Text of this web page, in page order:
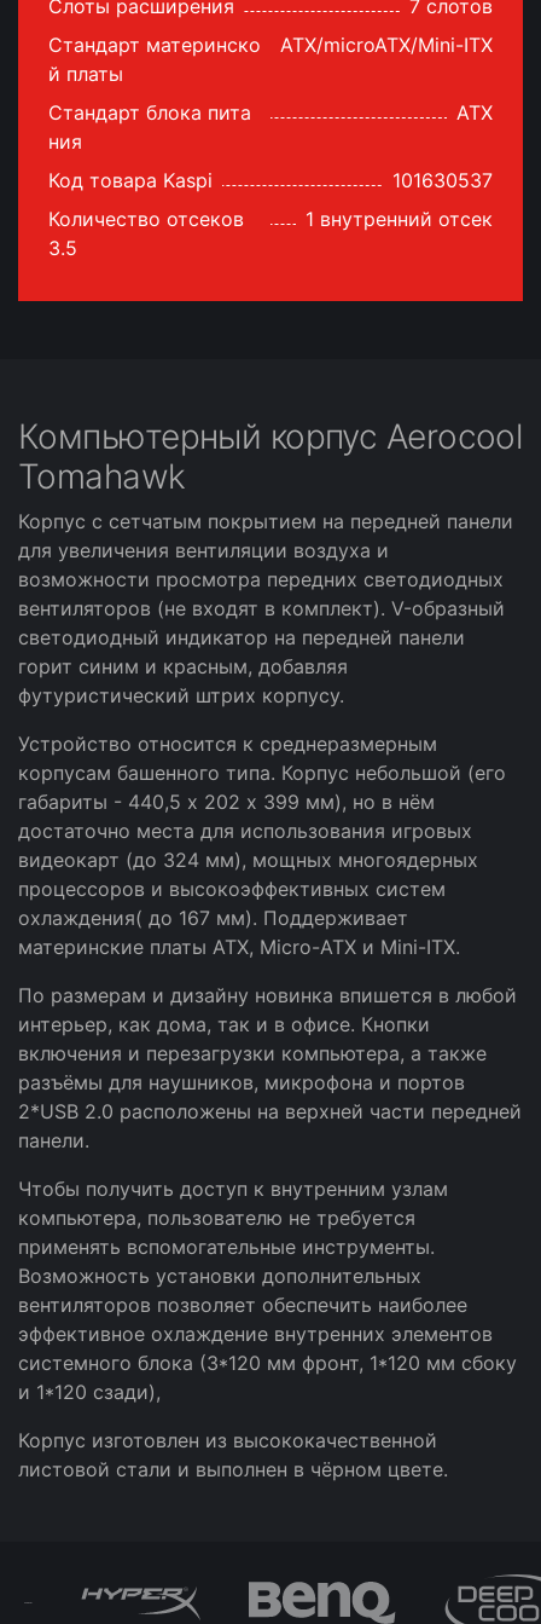
Слоты расширения
7 слотов
Стандарт материнско
й платы
ATX/microATX/Mini-ITX
Стандарт блока пита
ния
ATX
Код товара Kaspi
101630537
Количество отсеков
3.5
1 внутренний отсек
Компьютерный корпус Aerocool
Tomahawk
Корпус с сетчатым покрытием на передней панели
для увеличения вентиляции воздуха и
возможности просмотра передних светодиодных
вентиляторов (не входят в комплект). V-образный
светодиодный индикатор на передней панели
горит синим и красным, добавляя
футуристический штрих корпусу.
Устройство относится к среднеразмерным
корпусам башенного типа. Корпус небольшой (его
габариты - 440,5 х 202 х 399 мм), но в нём
достаточно места для использования игровых
видеокарт (до 324 мм), мощных многоядерных
процессоров и высокоэффективных систем
охлаждения( до 167 мм). Поддерживает
материнские платы ATX, Micro-ATX и Mini-ITX.
По размерам и дизайну новинка впишется в любой
интерьер, как дома, так и в офисе. Кнопки
включения и перезагрузки компьютера, а также
разъёмы для наушников, микрофона и портов
2*USB 2.0 расположены на верхней части передней
панели.
Чтобы получить доступ к внутренним узлам
компьютера, пользователю не требуется
применять вспомогательные инструменты.
Возможность установки дополнительных
вентиляторов позволяет обеспечить наиболее
эффективное охлаждение внутренних элементов
системного блока (3*120 мм фронт, 1*120 мм сбоку
и 1*120 сзади),
Корпус изготовлен из высококачественной
листовой стали и выполнен в чёрном цвете.